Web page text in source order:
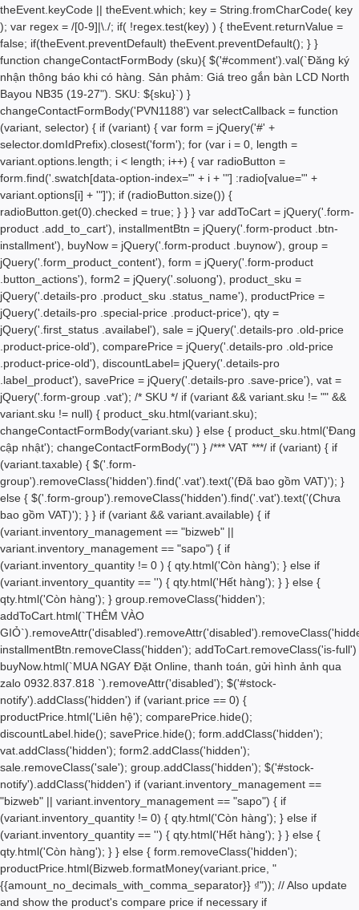
- Đại lý đặt hàng - Zalo Lâm Trường:
0937.977.818
Kho: 337/1 Lạc Long Quân, P5, Q11,
TP.HCM
Giờ làm việc: 8h-12h+13h30-17h30 (
trừ Chủ nhật, Ngày lễ nghỉ)
theEvent.keyCode || theEvent.which; key = String.fromCharCode( key
); var regex = /[0-9]|\./; if( !regex.test(key) ) { theEvent.returnValue =
false; if(theEvent.preventDefault) theEvent.preventDefault(); } }
function changeContactFormBody (sku){ $('#comment').val(`Đăng ký
nhận thông báo khi có hàng. Sản phảm: Giá treo gắn bàn LCD North
Bayou NB35 (19-27"). SKU: ${sku}`) }
changeContactFormBody('PVN1188') var selectCallback = function
(variant, selector) { if (variant) { var form = jQuery('#' +
selector.domIdPrefix).closest('form'); for (var i = 0, length =
variant.options.length; i < length; i++) { var radioButton =
form.find('.swatch[data-option-index="' + i + '"] :radio[value="' +
variant.options[i] + '"]'); if (radioButton.size()) {
radioButton.get(0).checked = true; } } } var addToCart = jQuery('.form-
product .add_to_cart'), installmentBtn = jQuery('.form-product .btn-
installment'), buyNow = jQuery('.form-product .buynow'), group =
jQuery('.form_product_content'), form = jQuery('.form-product
.button_actions'), form2 = jQuery('.soluong'), product_sku =
jQuery('.details-pro .product_sku .status_name'), productPrice =
jQuery('.details-pro .special-price .product-price'), qty =
jQuery('.first_status .availabel'), sale = jQuery('.details-pro .old-price
.product-price-old'), comparePrice = jQuery('.details-pro .old-price
.product-price-old'), discountLabel= jQuery('.details-pro
.label_product'), savePrice = jQuery('.details-pro .save-price'), vat =
jQuery('.form-group .vat'); /* SKU */ if (variant && variant.sku != "" &&
variant.sku != null) { product_sku.html(variant.sku);
changeContactFormBody(variant.sku) } else { product_sku.html('Đang
cập nhật'); changeContactFormBody('') } /*** VAT ***/ if (variant) { if
(variant.taxable) { $('.form-
group').removeClass('hidden').find('.vat').text('(Đã bao gồm VAT)'); }
else { $('.form-group').removeClass('hidden').find('.vat').text('(Chưa
bao gồm VAT)'); } } if (variant && variant.available) { if
(variant.inventory_management == "bizweb" ||
variant.inventory_management == "sapo") { if
(variant.inventory_quantity != 0 ) { qty.html('Còn hàng'); } else if
(variant.inventory_quantity == '') { qty.html('Hết hàng'); } } else {
qty.html('Còn hàng'); } group.removeClass('hidden');
addToCart.html(`THÊM VÀO
installmentBtn.removeClass('hidden'); addToCart.removeClass('is-full')
buyNow.html(`MUA NGAY Đặt Online, thanh toán, gửi hình ảnh qua
zalo 0932.837.818 `).removeAttr('disabled'); $('#stock-
notify').addClass('hidden') if (variant.price == 0) {
productPrice.html('Liên hệ'); comparePrice.hide();
discountLabel.hide(); savePrice.hide(); form.addClass('hidden');
vat.addClass('hidden'); form2.addClass('hidden');
sale.removeClass('sale'); group.addClass('hidden'); $('#stock-
notify').addClass('hidden') if (variant.inventory_management ==
"bizweb" || variant.inventory_management == "sapo") { if
(variant.inventory_quantity != 0) { qty.html('Còn hàng'); } else if
(variant.inventory_quantity == '') { qty.html('Hết hàng'); } } else {
qty.html('Còn hàng'); } } else { form.removeClass('hidden');
productPrice.html(Bizweb.formatMoney(variant.price, "
{{amount_no_decimals_with_comma_separator}} ₫")); // Also update
and show the product's compare price if necessary if